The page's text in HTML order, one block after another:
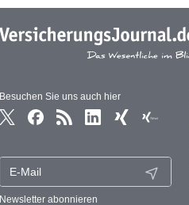
Besuchen Sie uns auch hier
Newsletter abonnieren